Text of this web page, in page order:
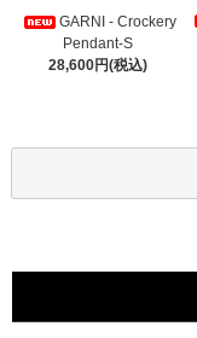
GARNI - Crockery
Pendant-S
28,600円(税込)